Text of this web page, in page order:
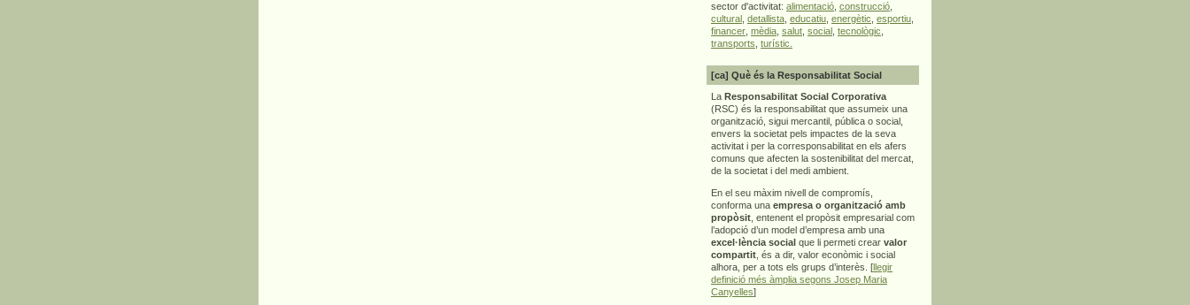
sector d'activitat: alimentació construcció
cultural
detallista educatiu energètic esportiu
financer mèdia salut social tecnològic
transports turístic.
[ca] Què és la Responsabilitat Social
La Responsabilitat Social Corporativa
(RSC) és la responsabilitat que assumeix una
organització, sigui mercantil, pública o social,
envers la societat pels impactes de la seva
activitat i per la corresponsabilitat en els afers
comuns que afecten la sostenibilitat del mercat,
de la societat i del medi ambient.
En el seu màxim nivell de compromís,
conforma una empresa o organització amb
propòsit , entenent el propòsit empresarial com
l’adopció d’un model d’empresa amb una
excel·lència social que li permeti crear valor
compartit , és a dir, valor econòmic i social
alhora, per a tots els grups d’interès. [llegir
definició més àmplia segons Josep Maria
Canyelles]